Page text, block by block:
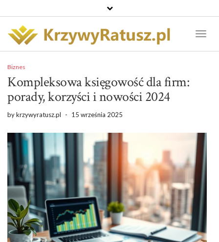
Biznes
Kompleksowa księgowość dla firm:
porady, korzyści i nowości 2024
bykrzywyratusz.pl - 15 września 2025